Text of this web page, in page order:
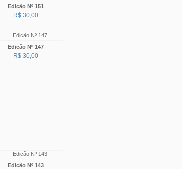
Edicão Nº 151
R$ 30,00
Edicão Nº 147
R$ 30,00
Edicão Nº 143